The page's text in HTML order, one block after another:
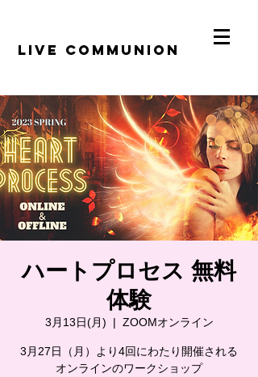
​LiVE COMMUNION
ハートプロセス 無料
体験
3月13日(月)
  |
ZOOMオンライン
3月27日（月）より4回にわたり開催される
オンラインのワークショップ